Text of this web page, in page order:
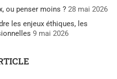
ou penser moins ? 28 mai 2026
les enjeux éthiques, les
9 mai 2026